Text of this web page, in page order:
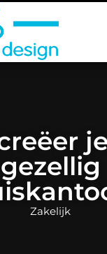
gezellig
Zakelijk